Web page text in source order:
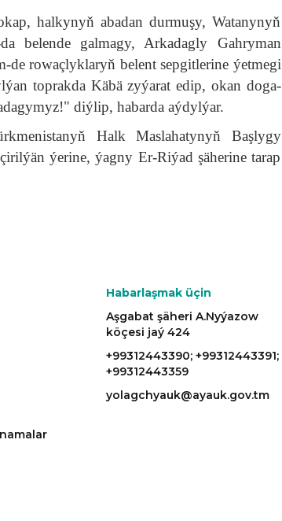
halkynyň abadan durmuşy, Watanynyň
belende galmagy, Arkadagly Gahryman
de rowaçlyklaryň belent sepgitlerine ýetmegi
toprakda Käbä zyýarat edip, okan doga-
diýlip, habarda aýdylýar.
Halk Maslahatynyň Başlygy
ýerine, ýagny Er-Riýad şäherine tarap
Habarlaşmak üçin
Aşgabat şäheri A.Nyýazow
köçesi jaý 424
+99312443390; +99312443391;
+99312443359
yolagchyauk@ayauk.gov.tm